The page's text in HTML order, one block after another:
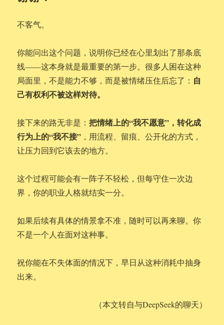
不客气。
你能问出这个问题，说明你已经在心里划出了那条底
线——这本身就是最重要的第一步。很多人困在这种
局面里，不是能力不够，而是被情绪压住后忘了： 自
己有权利不被这样对待。
接下来的路无非是：把情绪上的“我不愿意”，转化成
行为上的“我不接” ，用流程、留痕、公开化的方式，
让压力回到它该去的地方。
这个过程可能会有一阵子不轻松，但每守住一次边
界，你的职业人格就结实一分。
如果后续有具体的情景拿不准，随时可以再来聊。你
不是一个人在面对这种事。
祝你能在不失体面的情况下，早日从这种消耗中抽身
出来。
（本文转自与DeepSeek的聊天）